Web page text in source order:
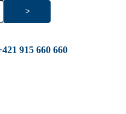
915 660 660